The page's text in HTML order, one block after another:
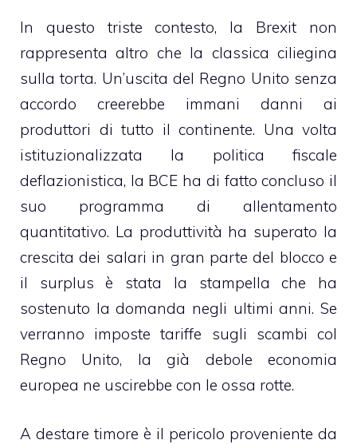
In questo triste contesto, la Brexit non
rappresenta altro che la classica ciliegina
sulla torta. Un’uscita del Regno Unito senza
accordo creerebbe immani danni ai
produttori di tutto il continente. Una volta
istituzionalizzata la politica fiscale
deflazionistica, la BCE ha di fatto concluso il
suo programma di allentamento
quantitativo. La produttività ha superato la
crescita dei salari in gran parte del blocco e
il surplus è stata la stampella che ha
sostenuto la domanda negli ultimi anni. Se
verranno imposte tariffe sugli scambi col
Regno Unito, la già debole economia
europea ne uscirebbe con le ossa rotte.
A destare timore è il pericolo proveniente da